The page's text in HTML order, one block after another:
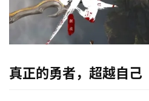
真正的勇者，超越自己